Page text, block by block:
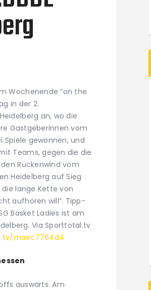
Wochenende “on the
in der 2.
an, wo die
Gastgeberinnen vom
Spiele gewonnen, und
Teams, gegen die die
Rückenwind vom
Heidelberg auf Sieg
die lange Kette von
aufhören will”. Tipp-
Basket Ladies ist am
Via Sporttotal.tv
maec7764d4
auswärts. Am